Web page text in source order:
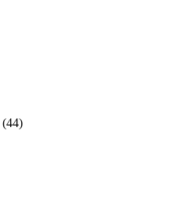
(44)